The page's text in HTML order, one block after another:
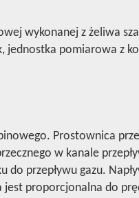
wykonanej z żeliwa
pomiarowa z
Prostownica
w kanale
przepływu gazu.
jest proporcjonalna do